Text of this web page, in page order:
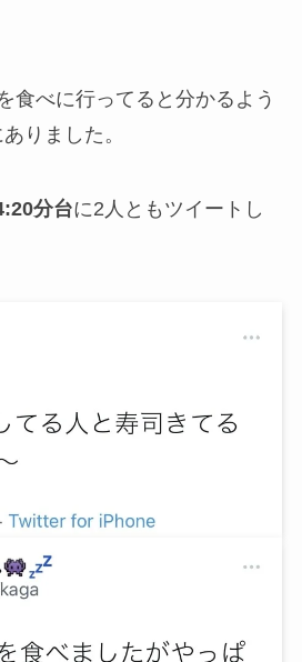
食べに行ってると分かるよう
りました。
分台に2人ともツイートし